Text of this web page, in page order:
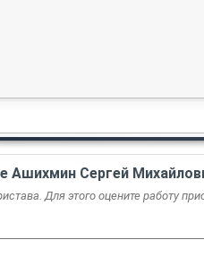
Ашихмин Сергей
Для этого оцените работу